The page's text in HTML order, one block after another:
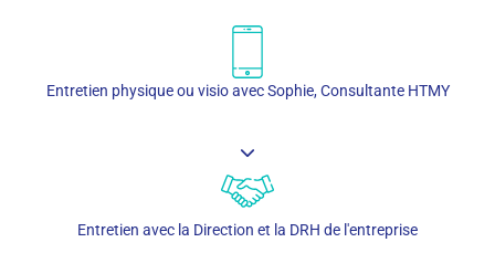
Entretien physique ou visio avec Sophie, Consultante HTMY
Entretien avec la Direction et la DRH de l'entreprise